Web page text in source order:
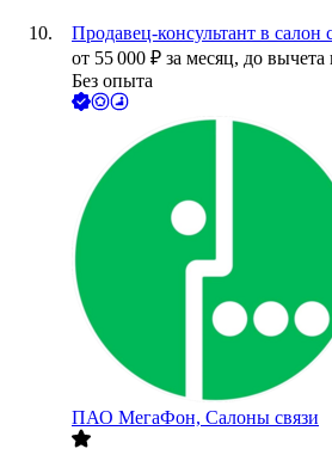
Продавец-консультант в салон
от 55 000 ₽ за месяц, до вычета
Без опыта
ПАО МегаФон, Салоны связи